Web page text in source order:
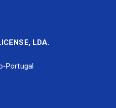
LDA.
Portugal